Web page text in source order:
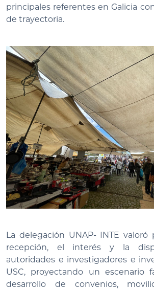
principales referentes en Galicia
de trayectoria.
La delegación UNAP- INTE valoró
recepción, el interés y la
autoridades e investigadores e
USC, proyectando un escenario
desarrollo de convenios,